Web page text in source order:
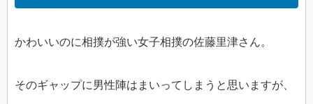
かわいいのに相撲が強い女子相撲の佐藤里津さん。
そのギャップに男性陣はまいってしまうと思いますが、